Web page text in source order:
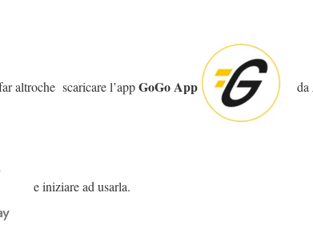
altroche scaricare l’appGoGo App da
e iniziare ad usarla.